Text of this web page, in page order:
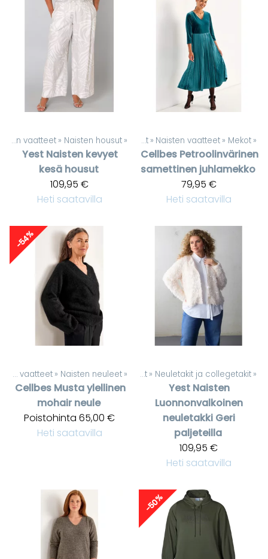
Naisten vaatteet ‪» Naisten housut ‪»
Yest Naisten kevyet
kesä housut
109,95 €
Heti saatavilla
Tuotteet ‪» Naisten vaatteet ‪» Mekot ‪»
Cellbes Petroolinvärinen
samettinen juhlamekko
79,95 €
Heti saatavilla
-54%
Naisten vaatteet ‪» Naisten neuleet ‪»
Cellbes Musta ylellinen
mohair neule
Poistohinta 65,00 €
Heti saatavilla
Tuotteet‪» Naisten vaatteet ‪» Neuletakit ja collegetakit ‪»
Yest Naisten
Luonnonvalkoinen
neuletakki Geri
paljeteilla
109,95 €
Heti saatavilla
-50%